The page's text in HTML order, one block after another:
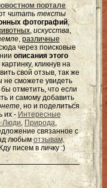
портале
читать тексты
фотографий,
, искусства,
, различные
через поисковые
описания этого
кликнув на
свой отзыв, так же
не сможете увидеть
отметить, что если
и самому добавить
, но и поделиться
их - Интересные
Люди, Природа,
связанное с
любым отзывам,
писем в личку:)